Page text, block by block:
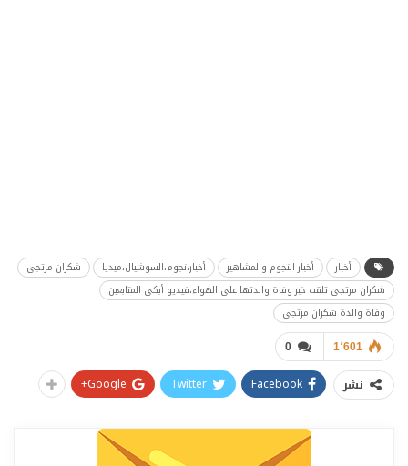
أخبار أخبار النجوم والمشاهير أخبار،نجوم،السوشيال،ميديا
شكران مرتجى
شكران مرتجى تلقت خبر وفاة والدتها على الهواء،فيديو أبكى المتابعين
وفاة والدة شكران مرتجى
0 1٬601
نشر Facebook
Twitter
Google+